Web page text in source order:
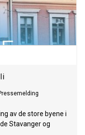
av de store byene i
Stavanger og